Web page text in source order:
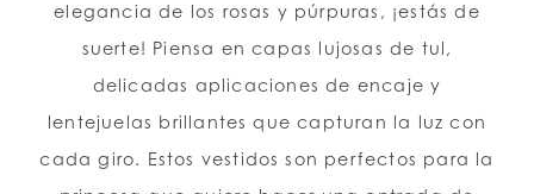
ESPAÑOL INGLES
elegancia de los rosas y púrpuras, ¡estás de
suerte! Piensa en capas lujosas de tul,
delicadas aplicaciones de encaje y
lentejuelas brillantes que capturan la luz con
cada giro. Estos vestidos son perfectos para la